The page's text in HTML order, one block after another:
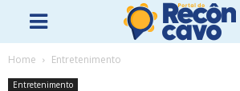
Home Entretenimento
Entretenimento